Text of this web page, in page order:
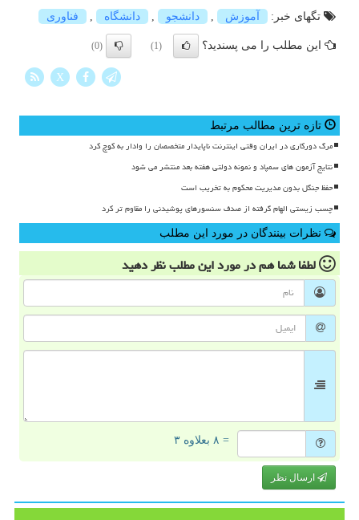
تگهای خبر:
آموزش دانشجو دانشگاه فناوری
این مطلب را می پسندید؟ (1)
(0)
X
تازه ترین مطالب مرتبط
مرگ دورکاری در ایران وقتی اینترنت ناپایدار متخصصان را وادار به کوچ کرد
نتایج آزمون های سمپاد و نمونه دولتی هفته بعد منتشر می شود
حفظ جنگل بدون مدیریت محکوم به تخریب است
چسب زیستی الهام گرفته از صدف سنسورهای پوشیدنی را مقاوم تر کرد
نظرات بینندگان در مورد این مطلب
لطفا شما همدر مورد این مطلبنظر دهید
= ۸ بعلاوه ۳
ارسال نظر